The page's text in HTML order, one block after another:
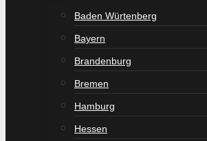
Baden Würtenberg
Bayern
Brandenburg
Bremen
Hamburg
Hessen